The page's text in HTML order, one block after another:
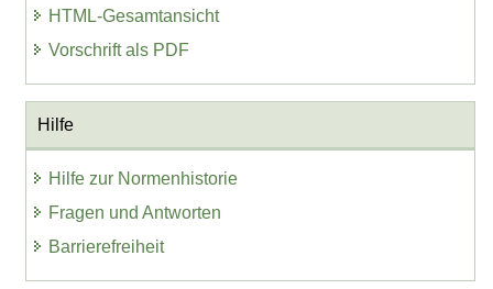
HTML-Gesamtansicht
Vorschrift als PDF
Hilfe
Hilfe zur Normenhistorie
Fragen und Antworten
Barrierefreiheit